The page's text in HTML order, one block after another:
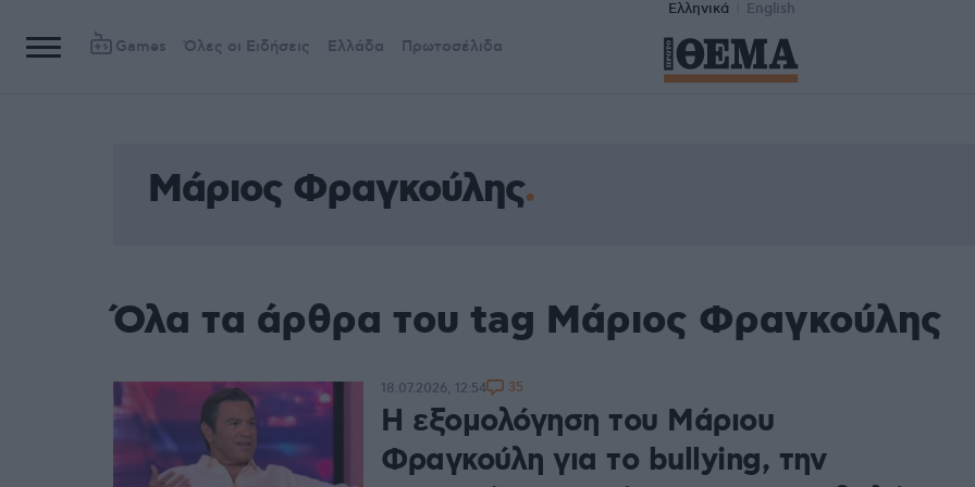
Ελληνικά English
Games Όλες οι Ειδήσεις Ελλάδα Πρωτοσέλιδα
Μάριος Φραγκούλης
Όλα τα άρθρα του tag Μάριος Φραγκούλης
Η εξομολόγηση του Μάριου
Φραγκούλη για το bullying, την
18.07.2026, 12:54 35